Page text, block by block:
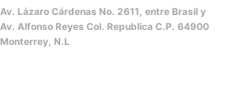
Av. Lázaro Cárdenas No. 2611, entre Brasil y
Av. Alfonso Reyes Col. Republica C.P. 64900
Monterrey, N.L